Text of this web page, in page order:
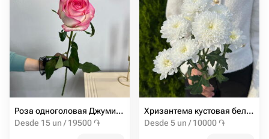
Роза одноголовая Джумилия
Desde 15 un / 19500 ֏
Хризантема кустовая белая
Desde 5 un / 10000 ֏